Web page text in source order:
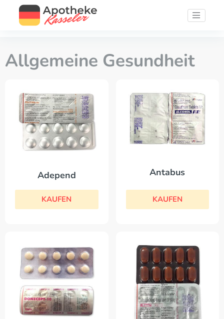
Allgemeine Gesundheit
Adepend
KAUFEN
Antabus
KAUFEN